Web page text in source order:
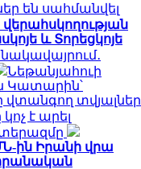
են սահմանվել
և Տորեցկոյե
Նեթանյահուի
Կատարին՝
տվյալներ
է արել
ին Իրանի վրա